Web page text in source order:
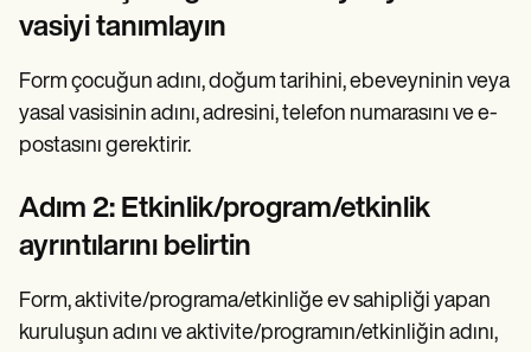
vasiyi tanımlayın
Form çocuğun adını, doğum tarihini, ebeveyninin veya
yasal vasisinin adını, adresini, telefon numarasını ve e-
postasını gerektirir.
Adım 2: Etkinlik/program/etkinlik
ayrıntılarını belirtin
Form, aktivite/programa/etkinliğe ev sahipliği yapan
kuruluşun adını ve aktivite/programın/etkinliğin adını,